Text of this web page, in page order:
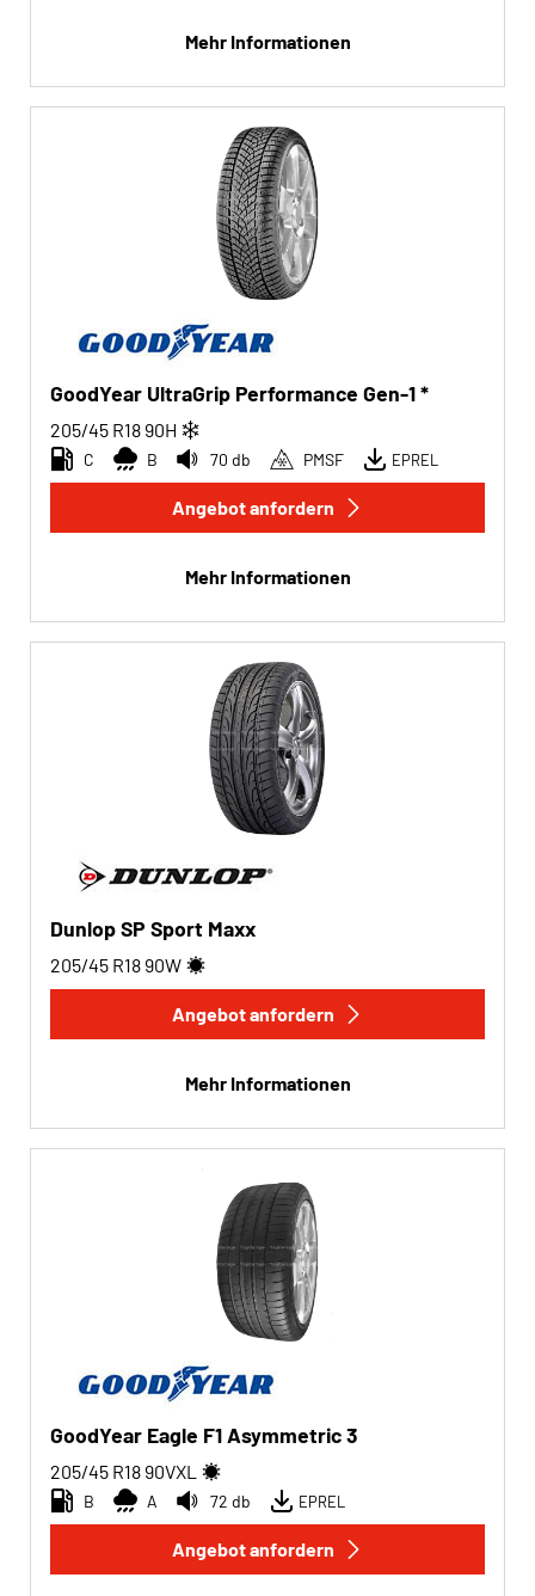
Mehr Informationen
GoodYear UltraGrip Performance Gen-1 *
205/45 R18 90H
C B 70 db PMSF EPREL
Angebot anfordern
Mehr Informationen
Dunlop SP Sport Maxx
205/45 R18 90W
Angebot anfordern
Mehr Informationen
GoodYear Eagle F1 Asymmetric 3
205/45 R18 90VXL
B A 72 db EPREL
Angebot anfordern